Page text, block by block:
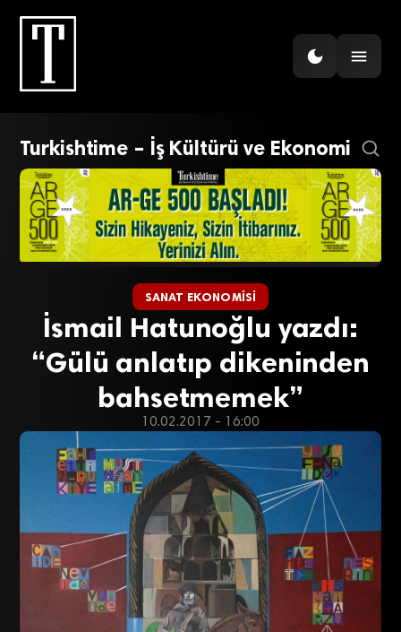
Turkishtime – İş Kültürü ve Ekonomi
SANAT EKONOMISI
İsmail Hatunoğlu yazdı:
“Gülü anlatıp dikeninden
bahsetmemek”
10.02.2017 - 16:00